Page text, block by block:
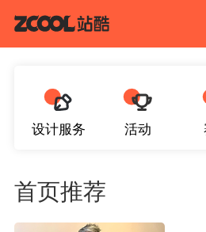
设计服务 活动
首页推荐